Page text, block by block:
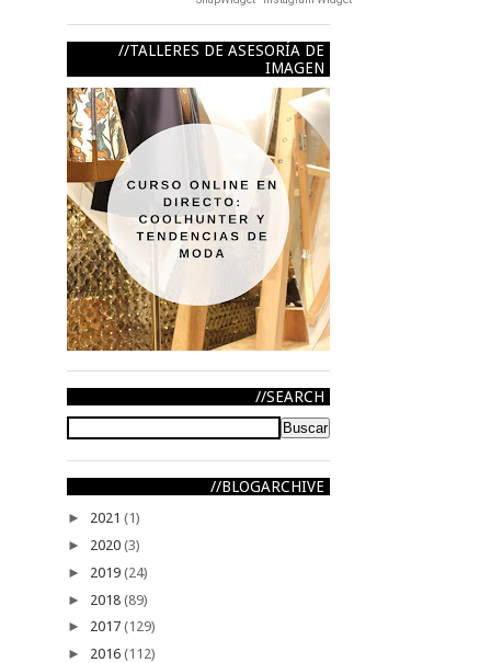
TALLERES DE ASESORÍA DE
IMAGEN
SEARCH
BLOGARCHIVE
► 2021 (1)
► 2020 (3)
► 2019 (24)
► 2018 (89)
► 2017 (129)
► 2016 (112)